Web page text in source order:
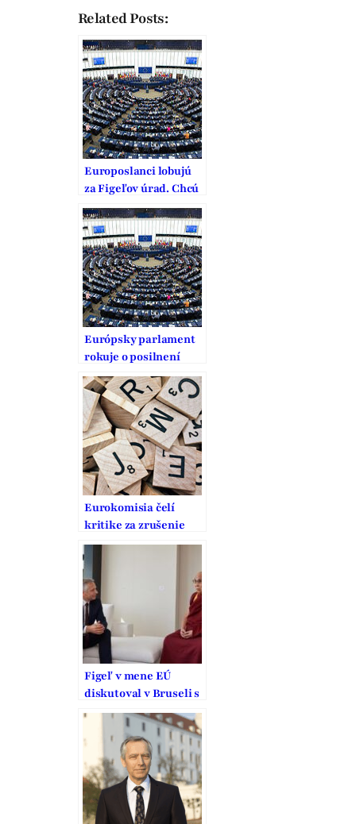
Related Posts:
Europoslanci lobujú
za Figeľov úrad. Chcú
silnejší mandát a viac
peňazí
Európsky parlament
rokuje o posilnení
mandátu Jána Figeľa
Eurokomisia čelí
kritike za zrušenie
pozície vyslanca EÚ
pre náboženskú
slobodu
Figeľ v mene EÚ
diskutoval v Bruseli s
dalajlámom o
ľudských právach